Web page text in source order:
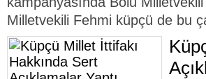
Milletvekili Fehmi küpçü de bu